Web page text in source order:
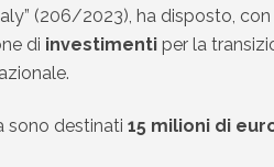
(206/2023), ha disposto,
di investimenti per la
sono destinati 15 milioni di